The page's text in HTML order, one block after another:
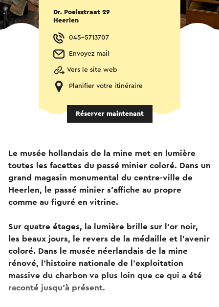
Dr. Poelsstraat 29
Heerlen
045-5713707
Envoyez mail
Vers le site web
Planifier votre itinéraire
Réserver maintenant
Le musée hollandais de la mine met en lumière
toutes les facettes du passé minier coloré. Dans un
grand magasin monumental du centre-ville de
Heerlen, le passé minier s'affiche au propre
comme au figuré en vitrine.
Sur quatre étages, la lumière brille sur l'or noir,
les beaux jours, le revers de la médaille et l'avenir
coloré. Dans le musée néerlandais de la mine
rénové, l'histoire nationale de l'exploitation
massive du charbon va plus loin que ce qui a été
raconté jusqu'à présent.